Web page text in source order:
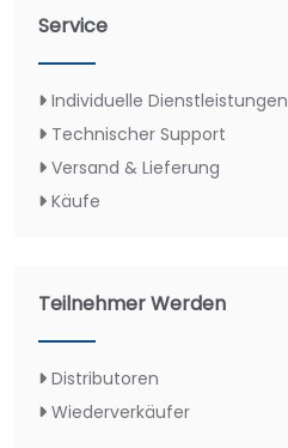
Service
Individuelle Dienstleistungen
Technischer Support
Versand & Lieferung
Käufe
Teilnehmer Werden
Distributoren
Wiederverkäufer